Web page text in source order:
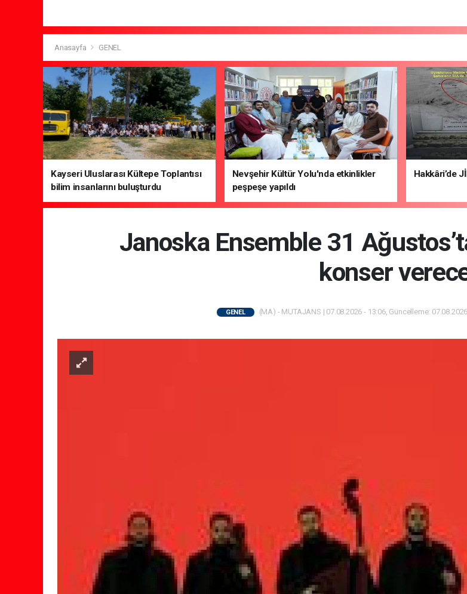
Anasayfa GENEL
Kayseri Uluslarası Kültepe Toplantısı
bilim insanlarını buluşturdu
Nevşehir Kültür Yolu'nda etkinlikler
peşpeşe yapıldı
Hakkâri’de
Janoska Ensemble 31
konser
GENEL (MA) - MUTAJANS | 07.08.2026 - 13:06, Güncelleme: